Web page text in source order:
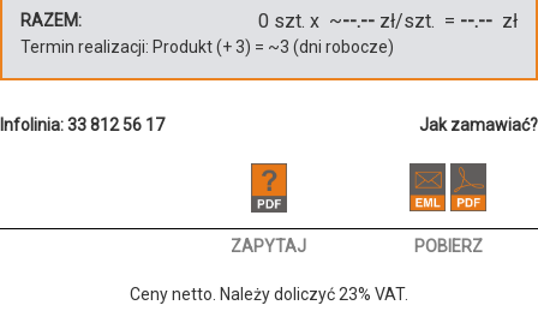
RAZEM: 0 szt. x ~--.-- zł/szt. = --.-- zł
Termin realizacji: Produkt(+3) = ~3 (dni robocze)
Infolinia: 33 812 56 17 Jak zamawiać?
ZAPYTAJ POBIERZ
Ceny netto. Należy doliczyć 23% VAT.